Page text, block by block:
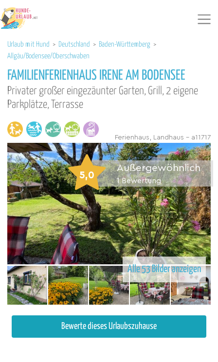
Urlaub mit Hund > Deutschland > Baden-Württemberg >
Allgäu/Bodensee/Oberschwaben
FAMILIENFERIENHAUS IRENE AM BODENSEE
Privater großer eingezäunter Garten, Grill, 2 eigene
Parkplätze, Terrasse
Ferienhaus, Landhaus - a11717
Alle 53 Bilder anzeigen
5,0
Außergewöhnlich
1 Bewertung
Bewerte dieses Urlaubszuhause